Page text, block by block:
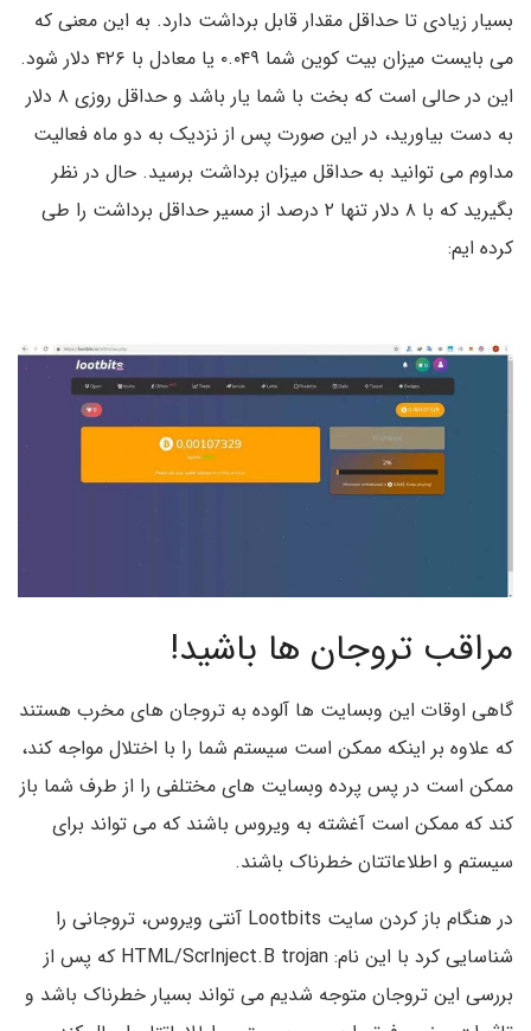
بسیار زیادی تا حداقل مقدار قابل برداشت دارد. به این معنی که
می بایست میزان بیت کوین شما ۰.۰۴۹ یا معادل با ۴۲۶ دلار شود.
این در حالی است که بخت با شما یار باشد و حداقل روزی ۸ دلار
به دست بیاورید، در این صورت پس از نزدیک به دو ماه فعالیت
مداوم می توانید به حداقل میزان برداشت برسید. حال در نظر
بگیرید که با ۸ دلار تنها ۲ درصد از مسیر حداقل برداشت را طی
کرده ایم:
مراقب تروجان ها باشید!
گاهی اوقات این وبسایت ها آلوده به تروجان های مخرب هستند
که علاوه بر اینکه ممکن است سیستم شما را با اختلال مواجه کند،
ممکن است در پس پرده وبسایت های مختلفی را از طرف شما باز
کند که ممکن است آغشته به ویروس باشند که می تواند برای
سیستم و اطلاعاتتان خطرناک باشند.
در هنگام باز کردن سایت Lootbits آنتی ویروس، تروجانی را
شناسایی کرد با این نام: HTML/ScrInject.B trojan که پس از
بررسی این تروجان متوجه شدیم می تواند بسیار خطرناک باشد و